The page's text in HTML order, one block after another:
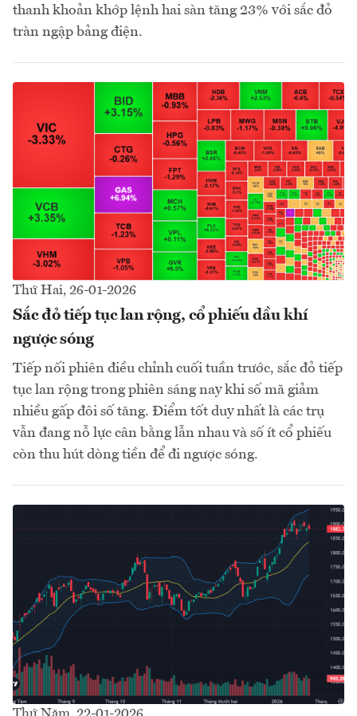
thanh khoản khớp lệnh hai sàn tăng 23% với sắc đỏ
tràn ngập bảng điện.
Thứ Hai, 26-01-2026
Sắc đỏ tiếp tục lan rộng, cổ phiếu dầu khí
ngược sóng
Tiếp nối phiên điều chỉnh cuối tuần trước, sắc đỏ tiếp
tục lan rộng trong phiên sáng nay khi số mã giảm
nhiều gấp đôi số tăng. Điểm tốt duy nhất là các trụ
vẫn đang nỗ lực cân bằng lẫn nhau và số ít cổ phiếu
còn thu hút dòng tiền để đi ngược sóng.